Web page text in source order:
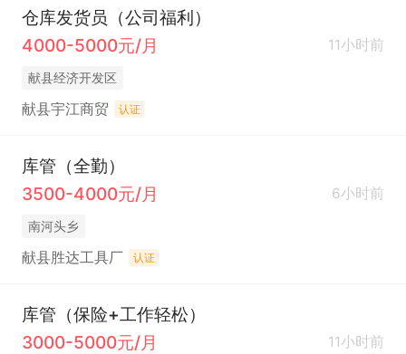
仓库发货员（公司福利）
4000-5000元/月
11小时前
献县经济开发区
献县宇江商贸 认证
库管（全勤）
3500-4000元/月
6小时前
南河头乡
献县胜达工具厂 认证
库管（保险+工作轻松）
3000-5000元/月
11小时前